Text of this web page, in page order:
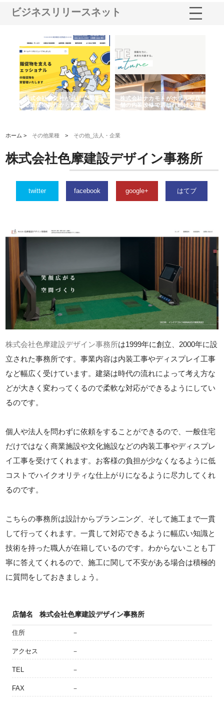
ビジネスリリースネット
株式会社耕文社が品川で実現す
る販促物製作から配送までワン
ストップ対応
株式会社ナカモトがホテルや店
舗の内装改修で選ばれ続ける理
由
ホーム > その他業種 > その他_法人・企業
株式会社色摩建設デザイン事務所
twitter facebook google+ はてブ
株式会社色摩建設デザイン事務所は1999年に創立、2000年に設
立された事務所です。事業内容は内装工事やディスプレイ工事
など幅広く受けています。建築は時代の流れによって考え方な
どが大きく変わってくるので柔軟な対応ができるようにしてい
るのです。
個人や法人を問わずに依頼をすることができるので、一般住宅
だけではなく商業施設や文化施設などの内装工事やディスプレ
イ工事を受けてくれます。お客様の負担が少なくなるように低
コストでハイクオリティな仕上がりになるように尽力してくれ
るのです。
こちらの事務所は設計からプランニング、そして施工まで一貫
して行ってくれます。一貫して対応できるように幅広い知識と
技術を持った職人が在籍しているのです。わからないことも丁
寧に答えてくれるので、施工に関して不安がある場合は積極的
に質問をしておきましょう。
店舗名 株式会社色摩建設デザイン事務所
住所 －
アクセス －
TEL －
FAX －